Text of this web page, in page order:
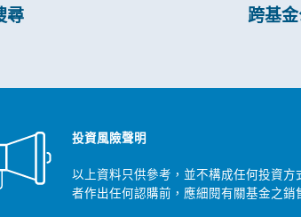
尋 跨基
投資風險聲明
以上資料只供參考，並不構成任何投資
者作出任何認購前，應細閱有關基金之